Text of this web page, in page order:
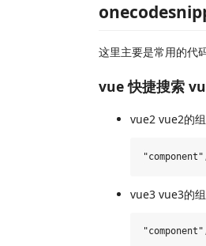
这里主要是常用的代
vue 快捷搜索
vue2 vue2的
vue3 vue3的